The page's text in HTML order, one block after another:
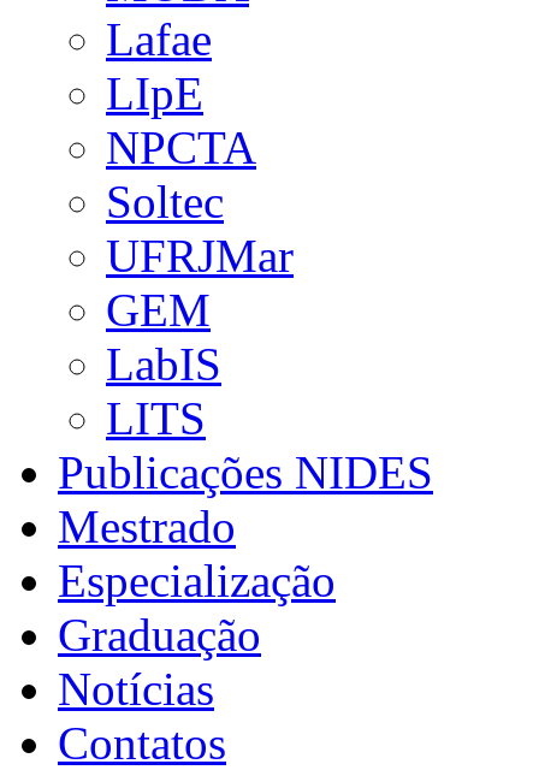
Lafae
LIpE
NPCTA
Soltec
UFRJMar
GEM
LabIS
LITS
Publicações NIDES
Mestrado
Especialização
Graduação
Notícias
Contatos